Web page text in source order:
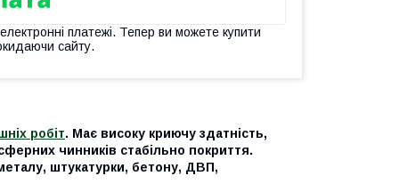
платежі. Тепер ви можете купити
сайту.
робіт. Має високу криючу здатність,
чинників стабільно покриття.
штукатурки, бетону, ДВП,